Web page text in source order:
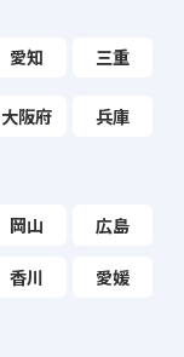
愛知 三重
大阪府 兵庫
岡山 広島
香川 愛媛